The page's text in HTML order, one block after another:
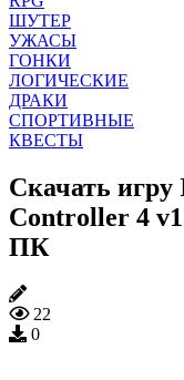
ШУТЕР
УЖАСЫ
ГОНКИ
ЛОГИЧЕСКИЕ
ДРАКИ
СПОРТИВНЫЕ
КВЕСТЫ
Скачать
Controller 4
ПК
22
0